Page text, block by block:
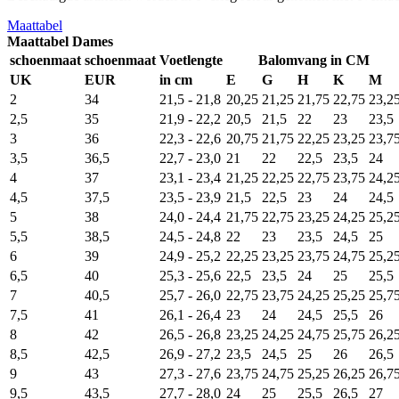
Maattabel
Maattabel Dames
schoenmaat schoenmaat Voetlengte
Balomvang in CM
UK
EUR in cm E G H K
M
2
34 21,5 - 21,8 20,25 21,25 21,75 22,75
2,5
35 21,9 - 22,2 20,5 21,5 22 23
23,5
3
36 22,3 - 22,6 20,75 21,75 22,25 23,25
3,5
36,5 22,7 - 23,0 21 22 22,5 23,5
24
4
37 23,1 - 23,4 21,25 22,25 22,75 23,75
4,5
37,5 23,5 - 23,9 21,5 22,5 23 24
24,5
5
38 24,0 - 24,4 21,75 22,75 23,25 24,25
5,5
38,5 24,5 - 24,8 22 23 23,5 24,5
25
6
39 24,9 - 25,2 22,25 23,25 23,75 24,75
6,5
40 25,3 - 25,6 22,5 23,5 24 25
25,5
7
40,5 25,7 - 26,0 22,75 23,75 24,25 25,25
7,5
41 26,1 - 26,4 23 24 24,5 25,5
26
8
42 26,5 - 26,8 23,25 24,25 24,75 25,75
8,5
42,5 26,9 - 27,2 23,5 24,5 25 26
26,5
9
43 27,3 - 27,6 23,75 24,75 25,25 26,25
9,5
43,5 27,7 - 28,0 24 25 25,5 26,5
27